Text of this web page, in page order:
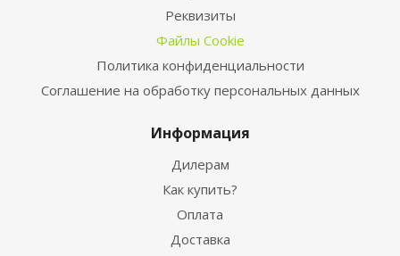
Реквизиты
Файлы Cookie
Политика конфиденциальности
Соглашение на обработку персональных данных
Информация
Дилерам
Как купить?
Оплата
Доставка